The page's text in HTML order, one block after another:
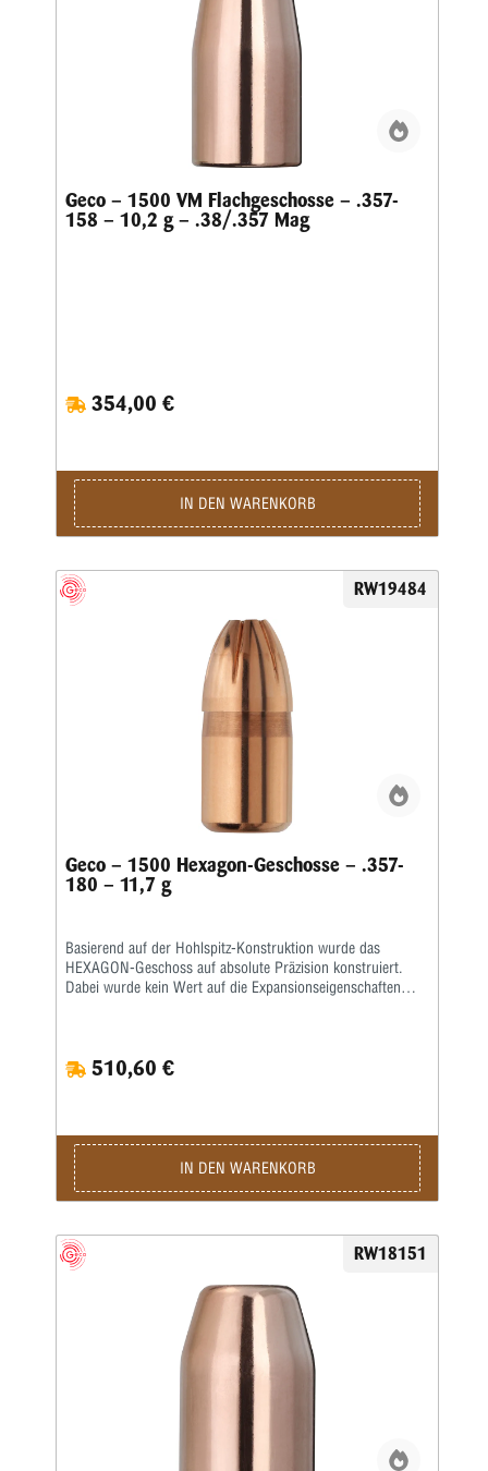
Geco – 1500 VM Flachgeschosse – .357-
158 – 10,2 g – .38/.357 Mag
354,00 €
IN DEN WARENKORB
RW19484
Geco – 1500 Hexagon-Geschosse – .357-
180 – 11,7 g
Basierend auf der Hohlspitz-Konstruktion wurde das
HEXAGON-Geschoss auf absolute Präzision konstruiert.
Dabei wurde kein Wert auf die Expansionseigenschaften
Präzisionspatronen für höchste sportliche Ansprüche •
Präzisions-Hülse und Hochleistungspulver für beste
Emission • Vorteilhafte aerodynamische Form und
Stabilisierungsrillen für optimale Flugbedingungen •
Verbesserte Führung im Lauf durch das lange zylindrische
Geschossteil
510,60 €
IN DEN WARENKORB
RW18151